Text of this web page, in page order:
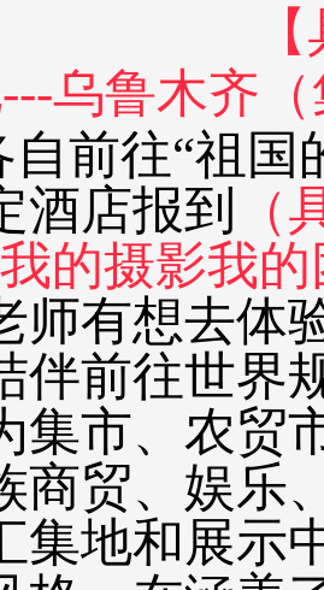
乌鲁木齐
前往“祖国
酒店报到
的摄影我
师有想去体
伴前往世界
集市、农贸
商贸、娱乐
集地和展示